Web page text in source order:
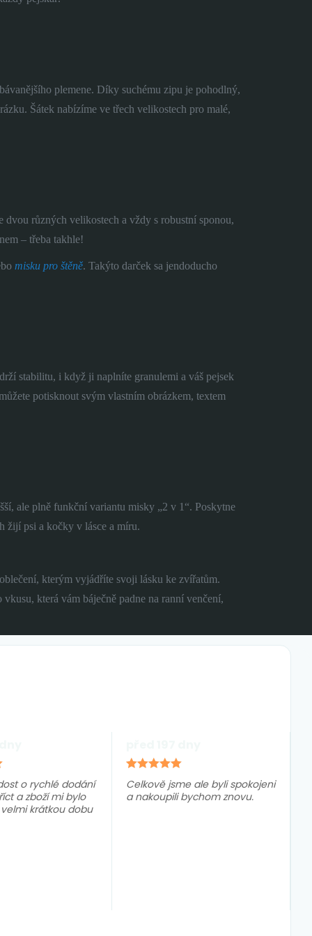
plemene. Díky suchému zipu je pohodlný,
Šátek nabízíme ve třech velikostech pro malé,
různých velikostech a vždy s robustní sponou,
– třeba takhle!
misku pro štěně. Takýto darček sa jendoducho
stabilitu, i když ji naplníte granulemi a váš pejsek
potisknout svým vlastním obrázkem, textem
ale plně funkční variantu misky „2 v 1“. Poskytne
žijí psi a kočky v lásce a míru.
kterým vyjádříte svoji lásku ke zvířatům.
vkusu, která vám báječně padne na ranní venčení,
o rychlé dodání
a zboží mi bylo
krátkou dobu
Celkově jsme ale byli spokojeni
a nakoupili bychom znovu.